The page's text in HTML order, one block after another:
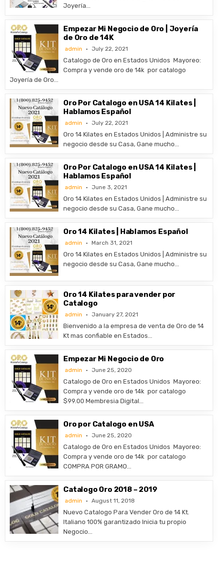
Joyería…
Empezar Mi Negocio de Oro | Joyería
de Oro de 14K
admin July 22, 2021
Catalogo de Oro en Estados Unidos ​Mayoreo:
Compra y vende oro de 14k por catalogo
Joyería de Oro…
Oro Por Catalogo en USA 14 Kilates |
Hablamos Español
admin July 22, 2021
Oro 14 Kilates en Estados Unidos | Administre su
negocio desde su Casa, Gane mucho…
Oro Por Catalogo en USA 14 Kilates |
Hablamos Español
admin June 3, 2021
Oro 14 Kilates en Estados Unidos | Administre su
negocio desde su Casa, Gane mucho…
Oro 14 Kilates | Hablamos Español
admin March 31, 2021
Oro 14 Kilates en Estados Unidos | Administre su
negocio desde su Casa, Gane mucho…
Oro 14 Kilates para vender por
Catalogo
admin January 27, 2021
Bienvenido a la empresa de venta de Oro de 14
Kt mas confiable en Estados…
Empezar Mi Negocio de Oro
admin June 25, 2020
Catalogo de Oro en Estados Unidos ​Mayoreo:
Compra y vende oro de 14k por catalogo
$99.00 Membresia Digital…
Oro por Catalogo en USA
admin June 25, 2020
Catalogo de Oro en Estados Unidos ​Mayoreo:
Compra y vende oro de 14k por catalogo
COMPRA POR GRAMO…
Catalogo Oro 2018 – 2019
admin August 11, 2018
Nuevo Catalogo Para Vender Oro de 14 Kt.
Italiano 100% garantizado Inicia tu propio
Negocio…